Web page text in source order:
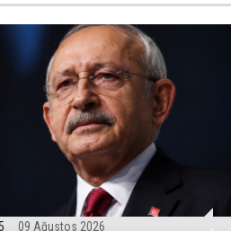
09 Ağustos 2026